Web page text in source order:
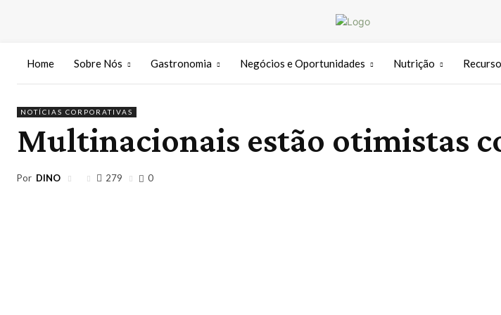
Home Sobre Nós Gastronomia Negócios e Oportunidades Nutrição
NOTÍCIAS CORPORATIVAS
Multinacionais estão otimistas
Por DINO 279 0